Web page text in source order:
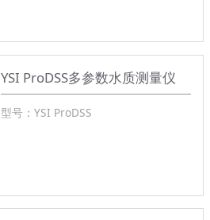
YSI ProDSS多参数水质测量仪
型号：YSI ProDSS